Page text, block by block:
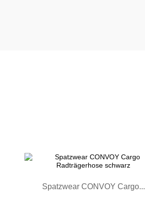
Spatzwear CONVOY Cargo...